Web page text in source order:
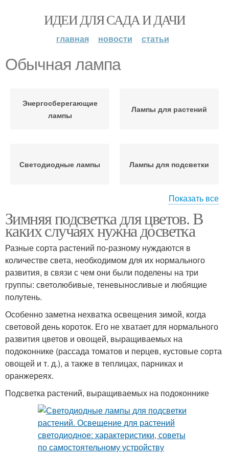
ИДЕИ ДЛЯ САДА И ДАЧИ
главная новости статьи
Обычная лампа
Энергосберегающие
лампы
Лампы для растений
Светодиодные лампы Лампы для подсветки
Лампы для цветов Лампа для подсветки
Показать все
Зимняя подсветка для цветов. В
каких случаях нужна досветка
Разные сорта растений по-разному нуждаются в
количестве света, необходимом для их нормального
развития, в связи с чем они были поделены на три
группы: светолюбивые, теневыносливые и любящие
полутень.
Особенно заметна нехватка освещения зимой, когда
световой день короток. Его не хватает для нормального
развития цветов и овощей, выращиваемых на
подоконнике (рассада томатов и перцев, кустовые сорта
овощей и т. д.), а также в теплицах, парниках и
оранжереях.
Подсветка растений, выращиваемых на подоконнике